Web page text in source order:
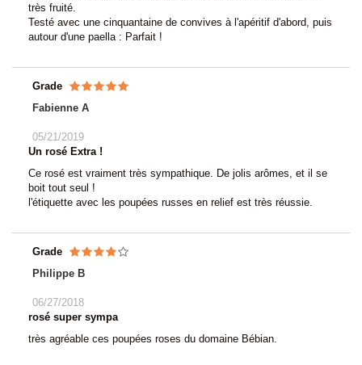
très fruité.
Testé avec une cinquantaine de convives à l'apéritif d'abord, puis
autour d'une paella : Parfait !
Grade
Fabienne A
05/21/2019
Un rosé Extra !
Ce rosé est vraiment très sympathique. De jolis arômes, et il se
boit tout seul !
l'étiquette avec les poupées russes en relief est très réussie.
Grade
Philippe B
06/27/2018
rosé super sympa
très agréable ces poupées roses du domaine Bébian.